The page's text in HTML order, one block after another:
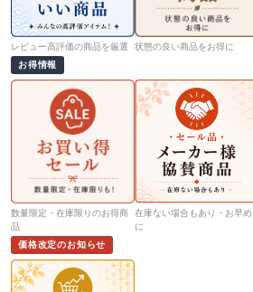
レビュー高評価の商品を厳選 状態の良い商品をお得に
お得情報
数量限定・在庫限りのお得商
品
在庫ない場合もあり・お早め
に
価格改定のお知らせ